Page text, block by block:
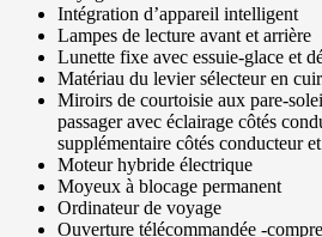
Intégration d’appareil intelligent
Lampes de lecture avant et arrière
Lunette fixe avec essuie-glace et
Matériau du levier sélecteur en
Miroirs de courtoisie aux pare-
passager avec éclairage côtés
supplémentaire côtés conducteur
Moteur hybride électrique
Moyeux à blocage permanent
Ordinateur de voyage
Ouverture télécommandée -